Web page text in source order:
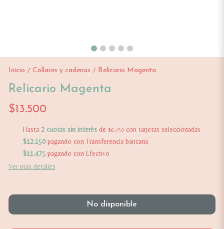
Inicio / Collares y cadenas / Relicario Magenta
Relicario Magenta
$13.500
Hasta 2 cuotas sin interésde $6.750con tarjetas seleccionadas
$12.150pagando con Transferencia bancaria
$11.475pagando con Efectivo
Ver más detalles
No disponible